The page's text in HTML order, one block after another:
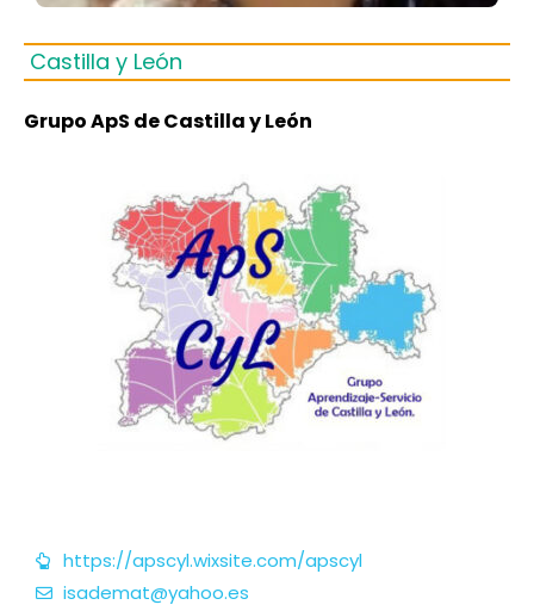
Castilla y León
Grupo ApS de Castilla y León
https://apscyl.wixsite.com/apscyl
isademat@yahoo.es